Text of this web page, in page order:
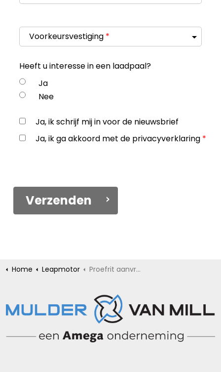
Voorkeursvestiging *
Ja
Nee
Heeft u interesse in een laadpaal?
Ja, ik schrijf mij in voor de nieuwsbrief
Ja, ik ga akkoord met de privacyverklaring *
Verzenden
Home Leapmotor Proefrit aanvragen